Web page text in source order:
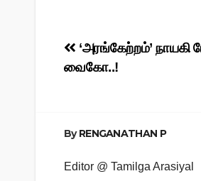
Post
‘அரங்கேற்றம்’
வைகோ..!
ByRENGANATHAN P
Editor @ Tamilga Arasiyal